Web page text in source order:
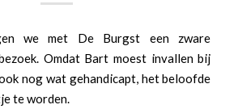
we met De Burgst een zware
Omdat Bart moest invallen bij
nog wat gehandicapt, het beloofde
te worden.